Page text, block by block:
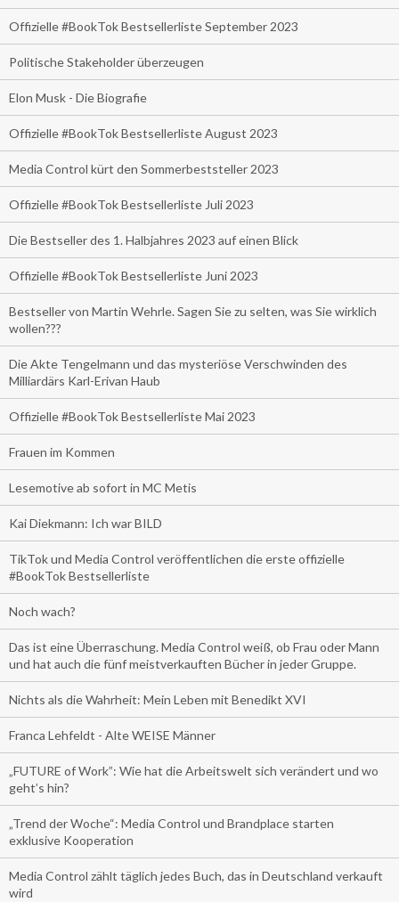
Offizielle #BookTok Bestsellerliste September 2023
Politische Stakeholder überzeugen
Elon Musk - Die Biografie
Offizielle #BookTok Bestsellerliste August 2023
Media Control kürt den Sommerbeststeller 2023
Offizielle #BookTok Bestsellerliste Juli 2023
Die Bestseller des 1. Halbjahres 2023 auf einen Blick
Offizielle #BookTok Bestsellerliste Juni 2023
Bestseller von Martin Wehrle. Sagen Sie zu selten, was Sie wirklich
wollen???
Die Akte Tengelmann und das mysteriöse Verschwinden des
Milliardärs Karl-Erivan Haub
Offizielle #BookTok Bestsellerliste Mai 2023
Frauen im Kommen
Lesemotive ab sofort in MC Metis
Kai Diekmann: Ich war BILD
TikTok und Media Control veröffentlichen die erste offizielle
#BookTok Bestsellerliste
Noch wach?
Das ist eine Überraschung. Media Control weiß, ob Frau oder Mann
und hat auch die fünf meistverkauften Bücher in jeder Gruppe.
Nichts als die Wahrheit: Mein Leben mit Benedikt XVI
Franca Lehfeldt - Alte WEISE Männer
„FUTURE of Work”: Wie hat die Arbeitswelt sich verändert und wo
geht’s hin?
„Trend der Woche“: Media Control und Brandplace starten
exklusive Kooperation
Media Control zählt täglich jedes Buch, das in Deutschland verkauft
wird